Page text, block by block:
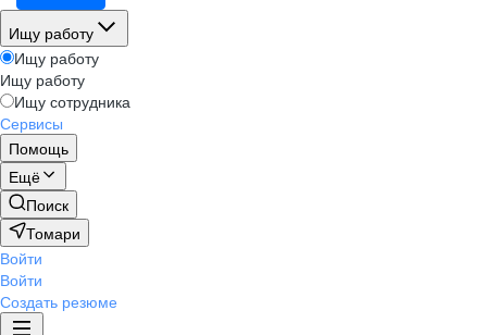
Ищу работу
Ищу работу
Ищу работу
Ищу сотрудника
Сервисы
Помощь
Ещё
Поиск
Томари
Войти
Войти
Создать резюме